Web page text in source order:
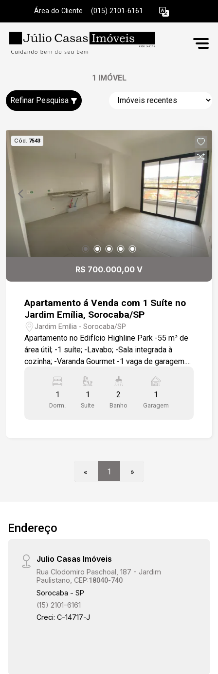
Área do Cliente (015) 2101-6161
1 IMÓVEL
Refinar Pesquisa
Cód. 7543
R$ 700.000,00 V
Apartamento á Venda com 1 Suíte no
Jardim Emília, Sorocaba/SP
Jardim Emília - Sorocaba/SP
Apartamento no Edifício Highline Park -55 m² de
área útil; -1 suíte; -Lavabo; -Sala integrada à
cozinha; -Varanda Gourmet -1 vaga de garagem.
Piscinas adulto e infantil; -Salão de festas.
Localização: -Em frente ao Colégio Uirapuru; -A 9
minutos do Shopping Iguatemi Esplanada; -A 6
1
Dorm.
1
Suite
2
Banho
1
Garagem
« 1 »
Endereço
Julio Casas Imóveis
Rua Clodomiro Paschoal, 187 - Jardim
Paulistano, CEP:18040-740
Sorocaba - SP
(15) 2101-6161
Creci: C-14717-J